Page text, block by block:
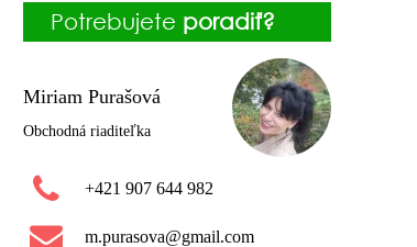
Potrebujete poradiť?
Miriam Purašová
Obchodná riaditeľka
+421 907 644 982
m.purasova@gmail.com